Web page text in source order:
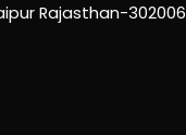
Rajasthan-302006